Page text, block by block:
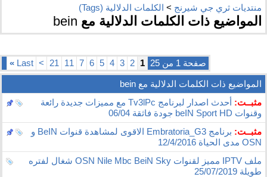
منتديات ثري جي شيرنج > الكلمات الدلالية (Tags)
المواضيع ذات الكلمات الدلالية مع bein
صفحة 1 من 25 1
2
3
4
5
6
7
11
21
>
Last
»
المواضيع ذات الكلمات الدلالية مع bein
مثبــت:
أحدث اصدار لبرنامج Tv3lPc مع مميزات جديدة رائعة
وقنوات beIN Sport HD جودة فاثقة 06/04
مثبــت:
برنامج Embratoria_G3 الاقوى لمشاهدة قنوات BeIN و
OSN مدى الحياة 12/4/2016
ملف IPTV مميز لقنوات OSN Nile Mbc BeiN Sky شغال لفتره
طويلة 25/07/2019